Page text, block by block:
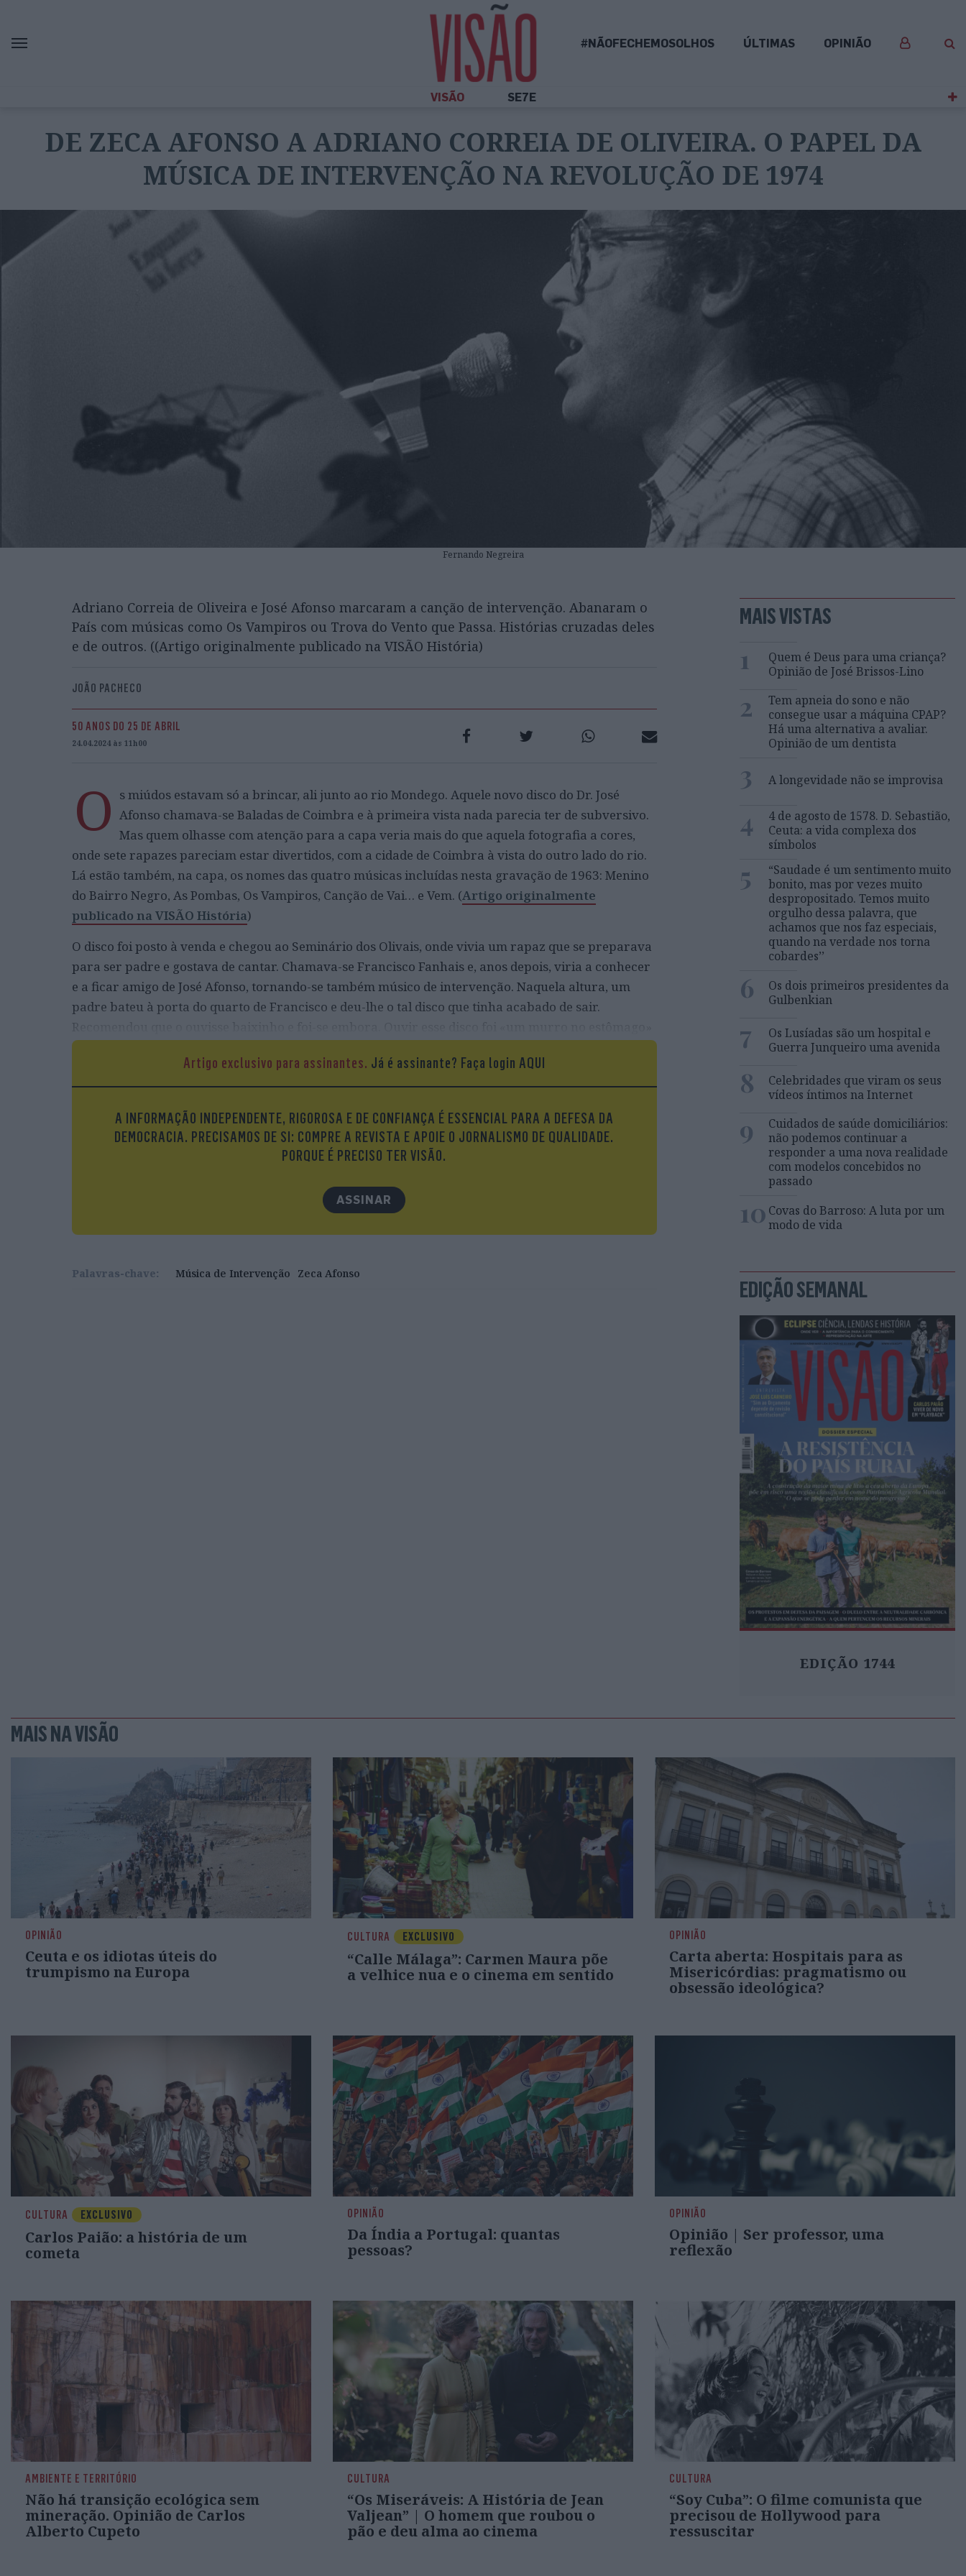
#NÃOFECHEMOSOLHOS ÚLTIMAS OPINIÃO
VISÃO SE7E
DE ZECA AFONSO A ADRIANO CORREIA DE OLIVEIRA. O PAPEL DA
MÚSICA DE INTERVENÇÃO NA REVOLUÇÃO DE 1974
Fernando Negreira
Adriano Correia de Oliveira e José Afonso marcaram a canção de intervenção. Abanaram o
País com músicas como Os Vampiros ou Trova do Vento que Passa. Histórias cruzadas deles
e de outros. ((Artigo originalmente publicado na VISÃO História)
JOÃO PACHECO
50 ANOS DO 25 DE ABRIL
24.04.2024 às 11h00
O s miúdos estavam só a brincar, ali junto ao rio Mondego. Aquele novo disco do Dr. José
Afonso chamava-se Baladas de Coimbra e à primeira vista nada parecia ter de subversivo.
Mas quem olhasse com atenção para a capa veria mais do que aquela fotografia a cores,
onde sete rapazes pareciam estar divertidos, com a cidade de Coimbra à vista do outro lado do rio.
Lá estão também, na capa, os nomes das quatro músicas incluídas nesta gravação de 1963: Menino
do Bairro Negro, As Pombas, Os Vampiros, Canção de Vai… e Vem. (Artigo originalmente
publicado na VISÃO História)
O disco foi posto à venda e chegou ao Seminário dos Olivais, onde vivia um rapaz que se preparava
para ser padre e gostava de cantar. Chamava-se Francisco Fanhais e, anos depois, viria a conhecer
e a ficar amigo de José Afonso, tornando-se também músico de intervenção. Naquela altura, um
padre bateu à porta do quarto de Francisco e deu-lhe o tal disco que tinha acabado de sair.
Recomendou que o ouvisse baixinho e foi-se embora. Ouvir esse disco foi «um murro no estômago»
e «um deslumbramento completo», conta agora Francisco Fanhais. Depois daquela revelação,
lembra-se de ter pensado: «Como eu gostava de cantar como este homem canta, com a força que ele
põe nas letras, nas músicas, na interpretação vocal!»
O sangue fresco da manada
Artigo exclusivo para assinantes. Já é assinante? Faça login AQUI
A INFORMAÇÃO INDEPENDENTE, RIGOROSA E DE CONFIANÇA É ESSENCIAL PARA A DEFESA DA
DEMOCRACIA. PRECISAMOS DE SI: COMPRE A REVISTA E APOIE O JORNALISMO DE QUALIDADE.
PORQUE É PRECISO TER VISÃO.
ASSINAR
Palavras-chave: Música de Intervenção Zeca Afonso
MAIS VISTAS
1
Quem é Deus para uma criança?
Opinião de José Brissos-Lino
2
Tem apneia do sono e não
consegue usar a máquina CPAP?
Há uma alternativa a avaliar.
Opinião de um dentista
3 A longevidade não se improvisa
4
4 de agosto de 1578. D. Sebastião,
Ceuta: a vida complexa dos
símbolos
5
“Saudade é um sentimento muito
bonito, mas por vezes muito
despropositado. Temos muito
orgulho dessa palavra, que
achamos que nos faz especiais,
quando na verdade nos torna
cobardes’’
6
Os dois primeiros presidentes da
Gulbenkian
7
Os Lusíadas são um hospital e
Guerra Junqueiro uma avenida
8
Celebridades que viram os seus
vídeos íntimos na Internet
9
Cuidados de saúde domiciliários:
não podemos continuar a
responder a uma nova realidade
com modelos concebidos no
passado
10 Covas do Barroso: A luta por um
modo de vida
EDIÇÃO SEMANAL
EDIÇÃO 1744
MAIS NA VISÃO
OPINIÃO
Ceuta e os idiotas úteis do
trumpismo na Europa
CULTURA EXCLUSIVO
“Calle Málaga”: Carmen Maura põe
a velhice nua e o cinema em sentido
OPINIÃO
Carta aberta: Hospitais para as
Misericórdias: pragmatismo ou
obsessão ideológica?
CULTURA EXCLUSIVO
Carlos Paião: a história de um
cometa
OPINIÃO
Da Índia a Portugal: quantas
pessoas?
OPINIÃO
Opinião | Ser professor, uma
reflexão
AMBIENTE E TERRITÓRIO
Não há transição ecológica sem
mineração. Opinião de Carlos
Alberto Cupeto
CULTURA
“Os Miseráveis: A História de Jean
Valjean” | O homem que roubou o
pão e deu alma ao cinema
CULTURA
“Soy Cuba”: O filme comunista que
precisou de Hollywood para
ressuscitar